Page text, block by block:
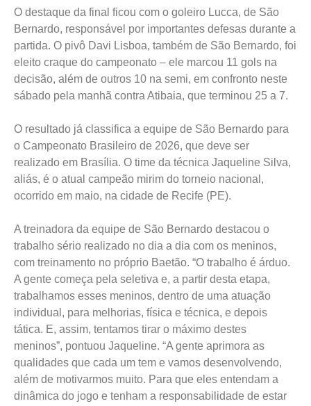
O destaque da final ficou com o goleiro Lucca, de São
Bernardo, responsável por importantes defesas durante a
partida. O pivô Davi Lisboa, também de São Bernardo, foi
eleito craque do campeonato – ele marcou 11 gols na
decisão, além de outros 10 na semi, em confronto neste
sábado pela manhã contra Atibaia, que terminou 25 a 7.
O resultado já classifica a equipe de São Bernardo para
o Campeonato Brasileiro de 2026, que deve ser
realizado em Brasília. O time da técnica Jaqueline Silva,
aliás, é o atual campeão mirim do torneio nacional,
ocorrido em maio, na cidade de Recife (PE).
A treinadora da equipe de São Bernardo destacou o
trabalho sério realizado no dia a dia com os meninos,
com treinamento no próprio Baetão. “O trabalho é árduo.
A gente começa pela seletiva e, a partir desta etapa,
trabalhamos esses meninos, dentro de uma atuação
individual, para melhorias, física e técnica, e depois
tática. E, assim, tentamos tirar o máximo destes
meninos”, pontuou Jaqueline. “A gente aprimora as
qualidades que cada um tem e vamos desenvolvendo,
além de motivarmos muito. Para que eles entendam a
dinâmica do jogo e tenham a responsabilidade de estar